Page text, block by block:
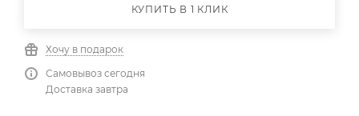
КУПИТЬ В 1 КЛИК
Хочу в подарок
Самовывоз сегодня
Доставка завтра